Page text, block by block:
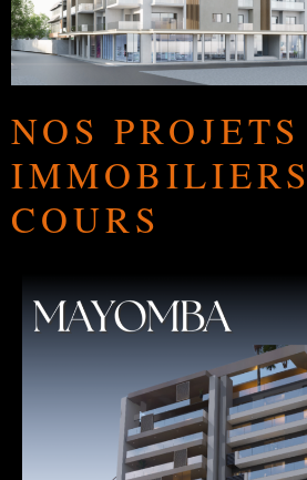
NOS PROJETS
COURS